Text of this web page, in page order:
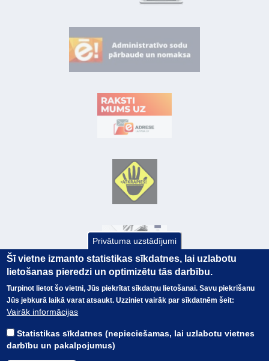
© Valsts kase 2017
Visas tiesības
EK GRĀMATVEDĪBAS KURSS
TERMINI
Privātuma uzstādījumi
Šī vietne izmanto statistikas sīkdatnes, lai uzlabotu
lietošanas pieredzi un optimizētu tās darbību.
Turpinot lietot šo vietni, Jūs piekrītat sīkdatņu lietošanai. Savu piekrišanu
Jūs jebkurā laikā varat atsaukt. Uzziniet vairāk par sīkdatnēm šeit:
Vairāk informācijas
Statistikas sīkdatnes (nepieciešamas, lai uzlabotu vietnes
darbību un pakalpojumus)